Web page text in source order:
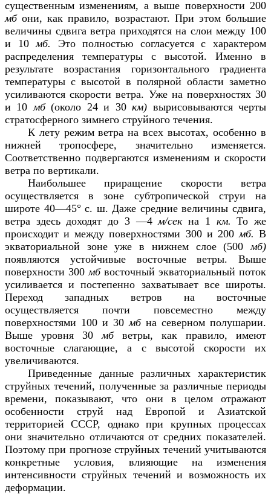
существенным изменениям, а выше поверхности 200
мбони, как правило, возрастают. При этом большие
величины сдвига ветра приходятся на слои между 100
и 10 мб. Это полностью согласуется с характером
распределения температуры с высотой. Именно в
результате возрастания горизонтального градиента
температуры с высотой в полярной области заметно
усиливаются скорости ветра. Уже на поверхностях 30
и 10 мб(около 24 и 30км) вырисовываются черты
стратосферного зимнего струйного течения.
К лету режим ветра на всех высотах, особенно в
нижней тропосфере, значительно изменяется.
Соответственно подвергаются изменениям и скорости
ветра по вертикали.
Наибольшее приращение скорости ветра
осуществляется в зоне субтропической струи на
широте 40—45° с. ш. Даже средние величины сдвига,
ветра здесь доходят до 3 —4 м/секна 1 км.То же
происходит и между поверхностями 300 и 200 мб. В
экваториальной зоне уже в нижнем слое (500 мб)
появляются устойчивые восточные ветры. Выше
поверхности 300 мб восточный экваториальный поток
усиливается и постепенно захватывает все широты.
Переход западных ветров на восточные
осуществляется почти повсеместно между
поверхностями 100 и 30 мб на северном полушарии.
Выше уровня 30 мб ветры, как правило, имеют
восточные слагающие, а с высотой скорости их
увеличиваются.
Приведенные данные различных характеристик
струйных течений, полученные за различные периоды
времени, показывают, что они в целом отражают
особенности струй над Европой и Азиатской
территорией СССР, однако при крупных процессах
они значительно отличаются от средних показателей.
Поэтому при прогнозе струйных течений учитываются
конкретные условия, влияющие на изменения
интенсивности струйных течений и возможность их
деформации.